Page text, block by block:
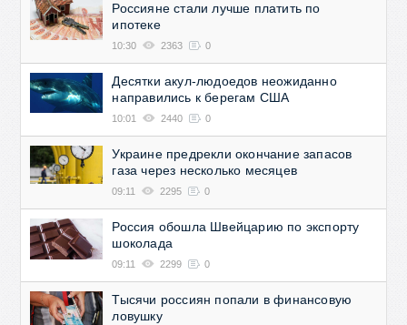
Россияне стали лучше платить по
ипотеке
10:30 2363 0
Десятки акул-людоедов неожиданно
направились к берегам США
10:01 2440 0
Украине предрекли окончание запасов
газа через несколько месяцев
09:11 2295 0
Россия обошла Швейцарию по экспорту
шоколада
09:11 2299 0
Тысячи россиян попали в финансовую
ловушку